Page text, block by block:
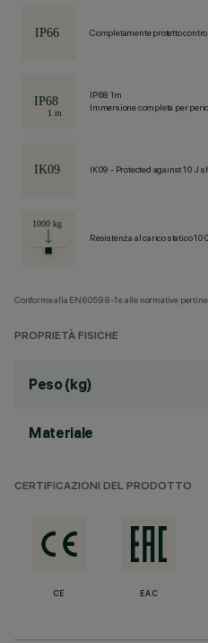
Completamente protetto
IP68 1m
Immersione completa per
IK09 - Protected against 10 J
Resistenza al carico statico
Conforme alla EN60598-1 e alle normative
PROPRIETÀ FISICHE
Peso (kg)
Materiale
CERTIFICAZIONI DEL PRODOTTO
CE EAC